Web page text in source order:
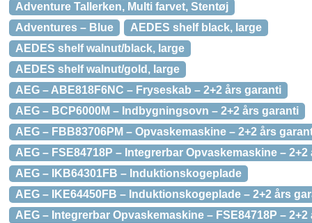
Adventure Tallerken, Multi farvet, Stentøj
Adventures – Blue
AEDES shelf black, large
AEDES shelf walnut/black, large
AEDES shelf walnut/gold, large
AEG – ABE818F6NC – Fryseskab – 2+2 års garanti
AEG – BCP6000M – Indbygningsovn – 2+2 års garanti
AEG – FBB83706PM – Opvaskemaskine – 2+2 års
AEG – FSE84718P – Integrerbar Opvaskemaskine –
AEG – IKB64301FB – Induktionskogeplade
AEG – IKE64450FB – Induktionskogeplade – 2+2 års
AEG – Integrerbar Opvaskemaskine – FSE84718P –